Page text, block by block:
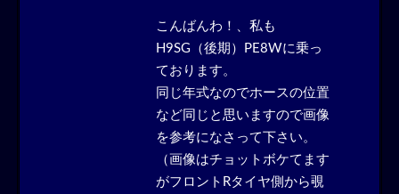
こんばんわ！、私も
H9SG（後期）PE8Wに乗っ
ております。
同じ年式なのでホースの位置
など同じと思いますので画像
を参考になさって下さい。
（画像はチョットボケてます
がフロントRタイヤ側から覗